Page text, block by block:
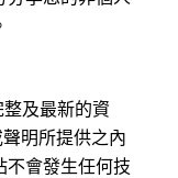
及最新的資
明所提供之內
不會發生任何技